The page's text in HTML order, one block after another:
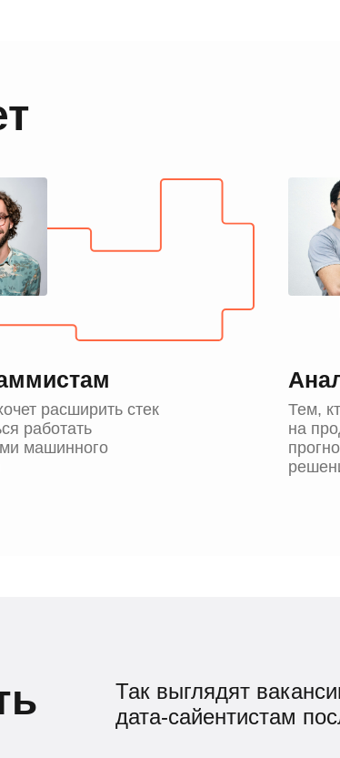
расширить стек
работать
машинного
Тем,
на
Так выглядят
дата-сайентистам